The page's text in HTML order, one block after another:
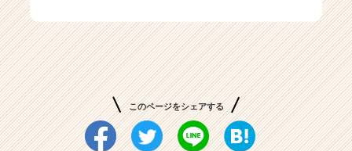
キ
h
e
このページをシェアする